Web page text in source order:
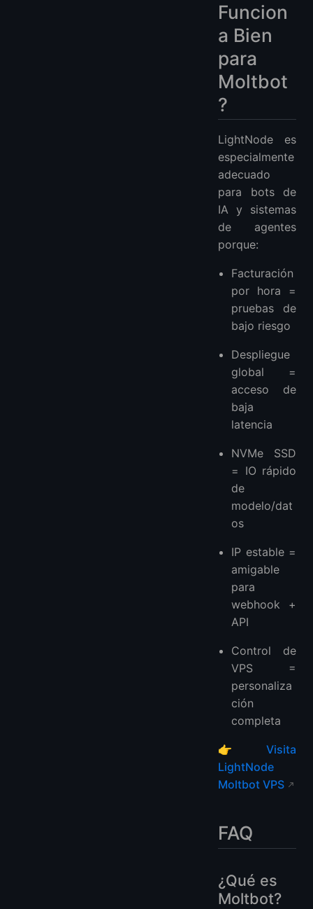
Funcion
a Bien
para
Moltbot
?
LightNode es
especialmente
adecuado
para bots de
IA y sistemas
de agentes
porque:
Facturación
por hora =
pruebas de
bajo riesgo
Despliegue
global =
acceso de
baja
latencia
NVMe SSD
= IO rápido
de
modelo/dat
os
IP estable =
amigable
para
webhook +
API
Control de
VPS =
personaliza
ción
completa
👉 Visita
LightNode
Moltbot VPS
FAQ
¿Qué es
Moltbot?